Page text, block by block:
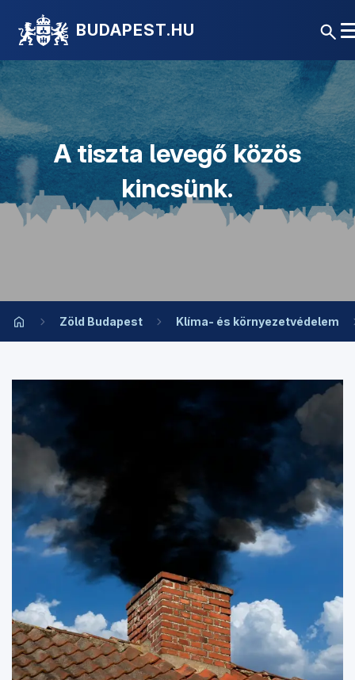
BUDAPEST.HU
A tiszta levegő közös
kincsünk.
Zöld Budapest Klíma- és környezetvédelem